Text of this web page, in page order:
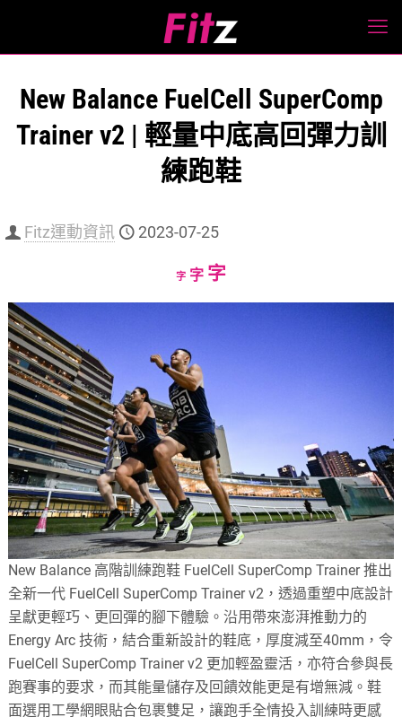
New Balance FuelCell SuperComp
Trainer v2 | 輕量中底高回彈力訓
練跑鞋
Fitz運動資訊 2023-07-25
字Decrease
字Reset
字Increase
New Balance 高階訓練跑鞋 FuelCell SuperComp Trainer 推出
全新一代 FuelCell SuperComp Trainer v2，透過重塑中底設計
呈獻更輕巧、更回彈的腳下體驗。沿用帶來澎湃推動力的
Energy Arc 技術，結合重新設計的鞋底，厚度減至40mm，令
FuelCell SuperComp Trainer v2 更加輕盈靈活，亦符合參與長
跑賽事的要求，而其能量儲存及回饋效能更是有增無減。鞋
面選用工學網眼貼合包裹雙足，讓跑手全情投入訓練時更感